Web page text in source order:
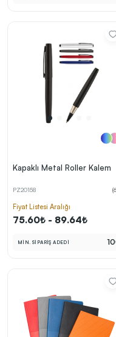
Kapaklı Metal Roller Kalem
PZ20158
Fiyat Listesi Aralığı
75.60₺ - 89.64₺
MİN. SİPARİŞ ADEDİ